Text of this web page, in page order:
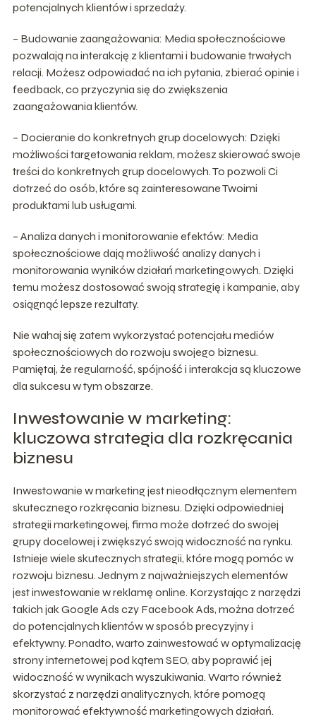
potencjalnych klientów i sprzedaży.
– Budowanie zaangażowania: Media społecznościowe
pozwalają na interakcję z klientami i budowanie trwałych
relacji. Możesz odpowiadać na ich pytania, zbierać opinie i
feedback, co przyczynia się do zwiększenia
zaangażowania klientów.
– Docieranie do konkretnych grup docelowych: Dzięki
możliwości targetowania reklam, możesz skierować swoje
treści do konkretnych grup docelowych. To pozwoli Ci
dotrzeć do osób, które są zainteresowane Twoimi
produktami lub usługami.
– Analiza danych i monitorowanie efektów: Media
społecznościowe dają możliwość analizy danych i
monitorowania wyników działań marketingowych. Dzięki
temu możesz dostosować swoją strategię i kampanie, aby
osiągnąć lepsze rezultaty.
Nie wahaj się zatem wykorzystać potencjału mediów
społecznościowych do rozwoju swojego biznesu.
Pamiętaj, że regularność, spójność i interakcja są kluczowe
dla sukcesu w tym obszarze.
Inwestowanie w marketing:
kluczowa strategia dla rozkręcania
biznesu
Inwestowanie w marketing jest nieodłącznym elementem
skutecznego rozkręcania biznesu. Dzięki odpowiedniej
strategii marketingowej, firma może dotrzeć do swojej
grupy docelowej i zwiększyć swoją widoczność na rynku.
Istnieje wiele skutecznych strategii, które mogą pomóc w
rozwoju biznesu. Jednym z najważniejszych elementów
jest inwestowanie w reklamę online. Korzystając z narzędzi
takich jak Google Ads czy Facebook Ads, można dotrzeć
do potencjalnych klientów w sposób precyzyjny i
efektywny. Ponadto, warto zainwestować w optymalizację
strony internetowej pod kątem SEO, aby poprawić jej
widoczność w wynikach wyszukiwania. Warto również
skorzystać z narzędzi analitycznych, które pomogą
monitorować efektywność marketingowych działań.